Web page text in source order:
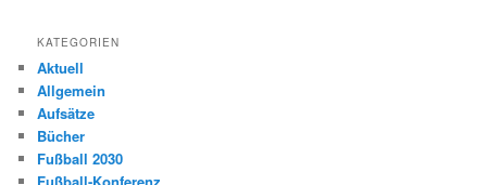
KATEGORIEN
Aktuell
Allgemein
Aufsätze
Bücher
Fußball 2030